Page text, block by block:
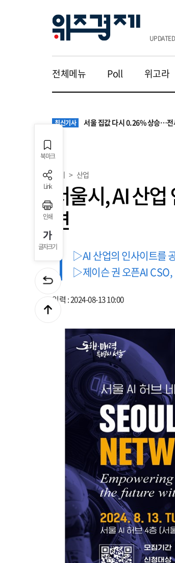
전체메뉴 Poll 위고라
최신기사 서울 집값 다시 0.26% 상승…전
최신기사
북마크
Link
인쇄
글자크기
경제 > 산업
서울시, AI 산업
련
▷AI 산업의 인사이트를
▷제이슨 권 오픈AI CSO,
입력 : 2024-08-13 10:00